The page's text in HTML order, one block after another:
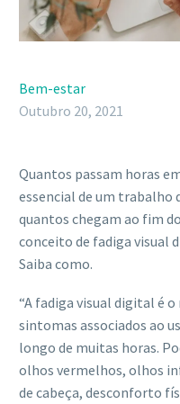
Bem-estar
Outubro 20, 2021
Quantos passam horas
essencial de um trabalho
quantos chegam ao fim
conceito de fadiga visual
Saiba como.
“A fadiga visual digital é
sintomas associados ao
longo de muitas horas.
olhos vermelhos, olhos
de cabeça, desconforto